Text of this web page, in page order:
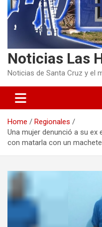
Noticias Las
Noticias de Santa Cruz y el
Home
Regionales
Una mujer denunció a su ex
con matarla con un